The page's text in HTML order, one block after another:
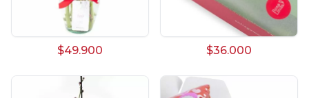
$49.900 $36.000